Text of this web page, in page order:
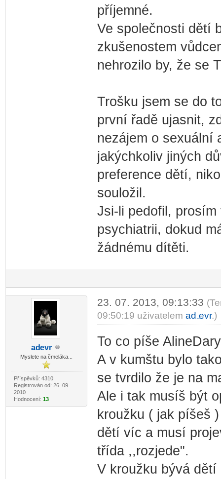
příjemné.
Ve společnosti dětí
zkušenostem
nehrozilo by, že se
Trošku jsem se do
první řadě ujasnit,
nezájem o sexuální
jakýchkoliv jiných
preference dětí,
souložil.
Jsi-li pedofil, prosím
psychiatrii, dokud
žádnému dítěti.
adevr
Myslete na čmeláka...
Příspěvků: 4310
Registrován od: 26. 09.
2010
Hodnocení: 13
23. 07. 2013, 09:13:33
09:50:19 uživatelem ad evr.)
To co píše
A v kumštu bylo
se tvrdilo že je na
Ale i tak musíš být
kroužku ( jak píšeš
dětí víc a musí
třída ,,rozjede".
V kroužku bývá dětí